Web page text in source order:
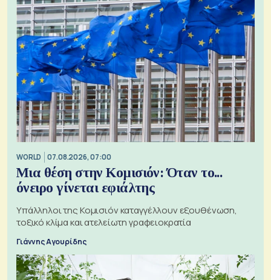
WORLD 07.08.2026, 07:00
Μια θέση στην Κομισιόν: Όταν το...
όνειρο γίνεται εφιάλτης
Υπάλληλοι της Κομισιόν καταγγέλλουν εξουθένωση,
τοξικό κλίμα και ατελείωτη γραφειοκρατία
Γιάννης Αγουρίδης